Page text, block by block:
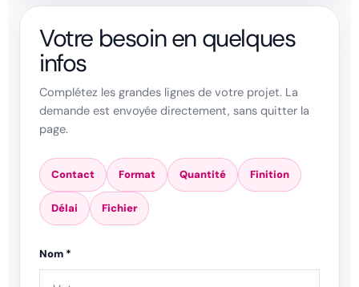
Votre besoin en quelques
infos
Complétez les grandes lignes de votre projet. La
demande est envoyée directement, sans quitter la
page.
Contact Format Quantité Finition
Délai Fichier
Nom *